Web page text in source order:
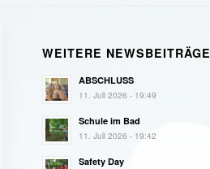
WEITERE NEWSBEITRÄGE
ABSCHLUSS
11. Juli 2026 - 19:49
Schule im Bad
11. Juli 2026 - 19:42
Safety Day